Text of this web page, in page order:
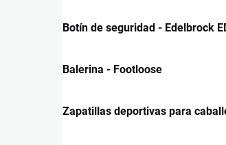
Botín de seguridad - Edelbrock
Balerina - Footloose
Zapatillas deportivas para